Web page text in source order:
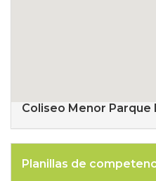
Coliseo Menor
Planillas de